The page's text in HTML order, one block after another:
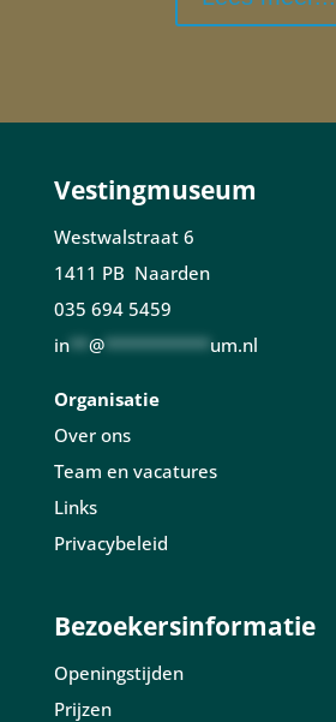
Vestingmuseum
Westwalstraat 6
1411 PB Naarden
035 694 5459
in** @*********** um.nl
Organisatie
Over ons
Team en vacatures
Links
Privacybeleid
Bezoekersinformatie
Openingstijden
Prijzen